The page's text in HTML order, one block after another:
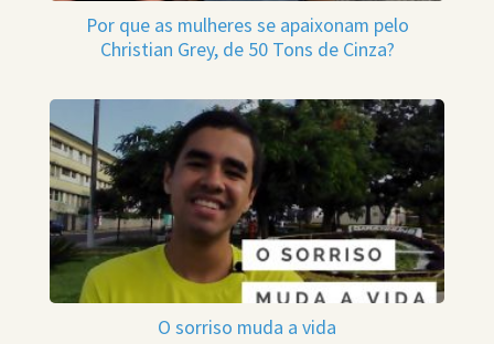
Por que as mulheres se apaixonam pelo
Christian Grey, de 50 Tons de Cinza?
O sorriso muda a vida